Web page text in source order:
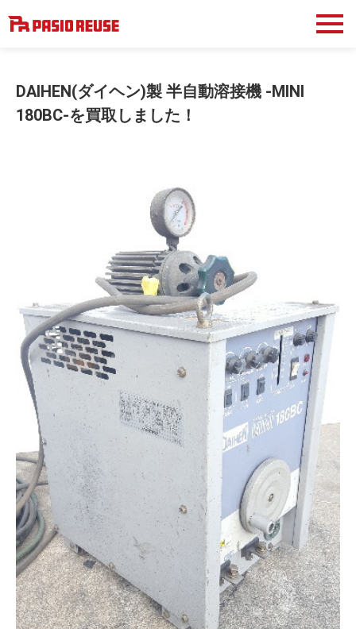
DAIHEN(ダイヘン)製 半自動溶接機 -MINI
180BC-を買取しました！